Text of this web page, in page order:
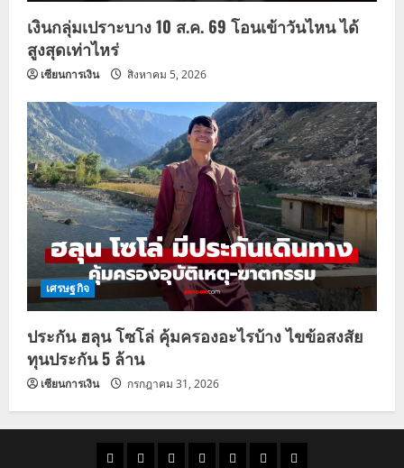
เงินกลุ่มเปราะบาง 10 ส.ค. 69 โอนเข้าวันไหน ได้
สูงสุดเท่าไหร่
เซียนการเงิน สิงหาคม 5, 2026
เศรษฐกิจ
ประกัน ฮลุน โซโล่ คุ้มครองอะไรบ้าง ไขข้อสงสัย
ทุนประกัน 5 ล้าน
เซียนการเงิน กรกฎาคม 31, 2026
ราคาแนว ข่าว ข่าว ดูด ที่ ผู้ชาย